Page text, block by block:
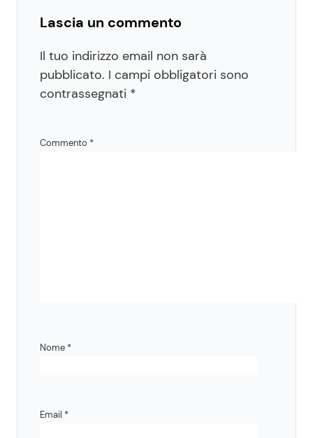
Lascia un commento
Il tuo indirizzo email non sarà
pubblicato. I campi obbligatori sono
contrassegnati *
Commento *
Nome *
Email *